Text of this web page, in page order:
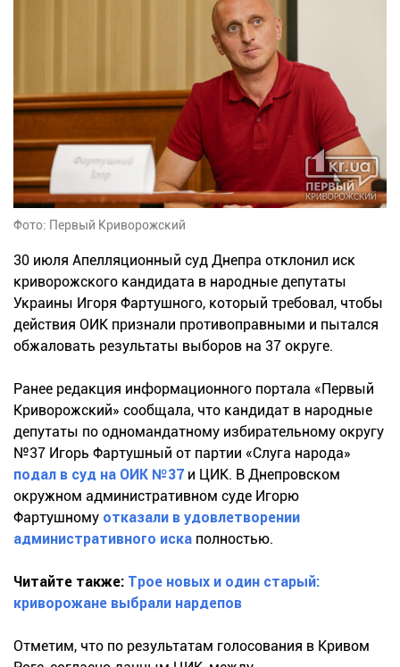
Фото: Первый Криворожский
30 июля Апелляционный суд Днепра отклонил иск
криворожского кандидата в народные депутаты
Украины Игоря Фартушного, который требовал, чтобы
действия ОИК признали противоправными и пытался
обжаловать результаты выборов на 37 округе.
Ранее редакция информационного портала «Первый
Криворожский» сообщала, что кандидат в народные
депутаты по одномандатному избирательному округу
№37 Игорь Фартушный от партии «Слуга народа»
подал в суд на ОИК №37 и ЦИК. В Днепровском
окружном административном суде Игорю
Фартушному отказали в удовлетворении
административного иска полностью.
Читайте также: Трое новых и один старый:
криворожане выбрали нардепов
Отметим, что по результатам голосования в Кривом